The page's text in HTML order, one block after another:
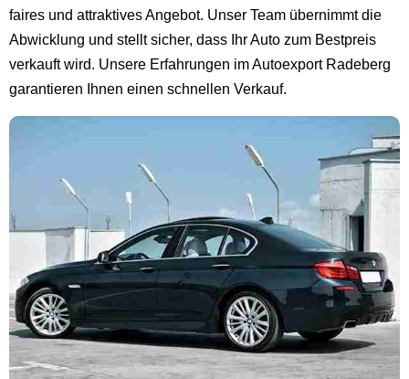
faires und attraktives Angebot. Unser Team übernimmt die
Abwicklung und stellt sicher, dass Ihr Auto zum Bestpreis
verkauft wird. Unsere Erfahrungen im Autoexport Radeberg
garantieren Ihnen einen schnellen Verkauf.